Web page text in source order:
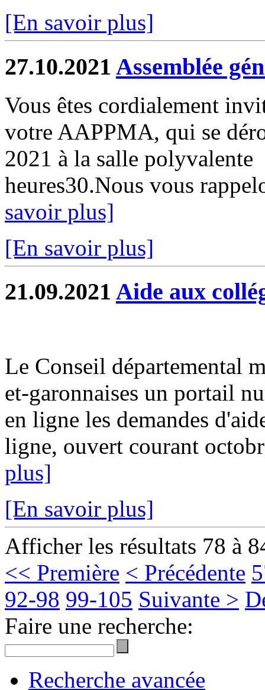
[En savoir plus]
27.10.2021 Assemblée
Vous êtes cordialement
votre AAPPMA, qui se
2021 à la salle
heures30.Nous vous
savoir plus]
[En savoir plus]
21.09.2021 Aide aux
Le Conseil départemental
et-garonnaises un portail
en ligne les demandes
ligne, ouvert courant
plus]
[En savoir plus]
Afficher les résultats 78 à
<< Première < Précédente
92-98 99-105 Suivante >
Faire une recherche:
Recherche avancée